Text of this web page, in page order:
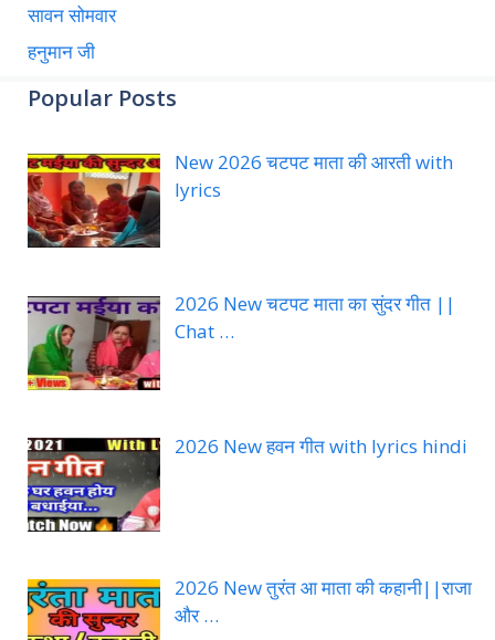
सावन सोमवार
हनुमान जी
Popular Posts
New 2026 चटपट माता की आरती with
lyrics
2026 New चटपट माता का सुंदर गीत ||
Chat …
2026 New हवन गीत with lyrics hindi
2026 New तुरंत आ माता की कहानी||राजा
और …